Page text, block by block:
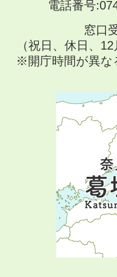
電話番号
窓口
（祝日、休日、
※開庁時間が異な